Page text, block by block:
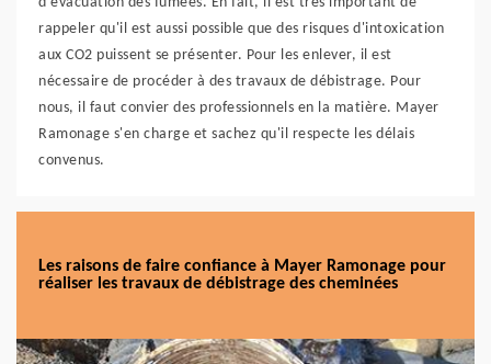
rappeler qu'il est aussi possible que des risques d'intoxication
aux CO2 puissent se présenter. Pour les enlever, il est
nécessaire de procéder à des travaux de débistrage. Pour
nous, il faut convier des professionnels en la matière. Mayer
Ramonage s'en charge et sachez qu'il respecte les délais
convenus.
Les raisons de faire confiance à Mayer Ramonage pour
réaliser les travaux de débistrage des cheminées